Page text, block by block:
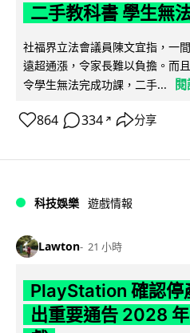
二手教科書 學生無
社福界立法會議員陳文宜指，一
遠超通漲，令家長難以負擔。而
令學生無法完成功課，二手...
864 334 ↗ 分享
科技娛樂 遊戲情報
Lawton 21 小時
PlayStation 確認停
出重要通告 2028